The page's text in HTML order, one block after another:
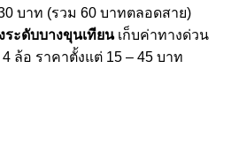
บาท (รวม 60 บาทตลอดสาย)
ระดับบางขุนเทียนเก็บค่าทางด่วน
ล้อ ราคาตั้งแต่ 15 – 45 บาท